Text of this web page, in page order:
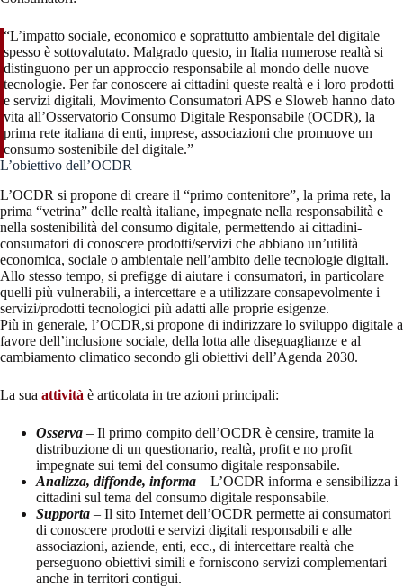
“L’impatto sociale, economico e soprattutto ambientale del digitale
spesso è sottovalutato. Malgrado questo, in Italia numerose realtà si
distinguono per un approccio responsabile al mondo delle nuove
tecnologie. Per far conoscere ai cittadini queste realtà e i loro prodotti
e servizi digitali, Movimento Consumatori APS e Sloweb hanno dato
vita all’Osservatorio Consumo Digitale Responsabile (OCDR), la
prima rete italiana di enti, imprese, associazioni che promuove un
consumo sostenibile del digitale.”
L’obiettivo dell’OCDR
L’OCDR si propone di creare il “primo contenitore”, la prima rete, la
prima “vetrina” delle realtà italiane, impegnate nella responsabilità e
nella sostenibilità del consumo digitale, permettendo ai cittadini-
consumatori di conoscere prodotti/servizi che abbiano un’utilità
economica, sociale o ambientale nell’ambito delle tecnologie digitali.
Allo stesso tempo, si prefigge di aiutare i consumatori, in particolare
quelli più vulnerabili, a intercettare e a utilizzare consapevolmente i
servizi/prodotti tecnologici più adatti alle proprie esigenze.
Più in generale, l’OCDR,si propone di indirizzare lo sviluppo digitale a
favore dell’inclusione sociale, della lotta alle diseguaglianze e al
cambiamento climatico secondo gli obiettivi dell’Agenda 2030.
La sua attività è articolata in tre azioni principali:
Osserva – Il primo compito dell’OCDR è censire, tramite la
distribuzione di un questionario, realtà, profit e no profit
impegnate sui temi del consumo digitale responsabile.
Analizza, diffonde, informa – L’OCDR informa e sensibilizza i
cittadini sul tema del consumo digitale responsabile.
Supporta – Il sito Internet dell’OCDR permette ai consumatori
di conoscere prodotti e servizi digitali responsabili e alle
associazioni, aziende, enti, ecc., di intercettare realtà che
perseguono obiettivi simili e forniscono servizi complementari
anche in territori contigui.